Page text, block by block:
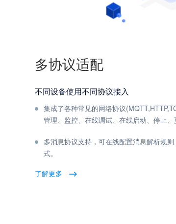
多协议适配
不同设备使用不同协议接入
集成了各种常见的网络协议
管理、监控、在线调试、在线启动、停止
多消息协议支持，可在线配置消息解析规
式。
了解更多